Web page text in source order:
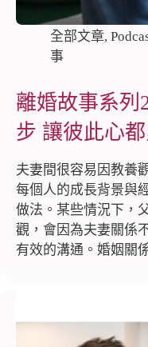
全部文章,
事
離婚故事系列
步 讓彼此心都
夫妻間很容易因教養
每個人的成長背景與
做法。某些情況下，
觀，會因為夫妻關係
有效的溝通。婚姻關